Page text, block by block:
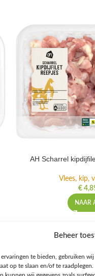
Beheer
te bieden, gebruiken
op te slaan en/of te
AH Scharrel
Vlees, kip,
€
NAAR